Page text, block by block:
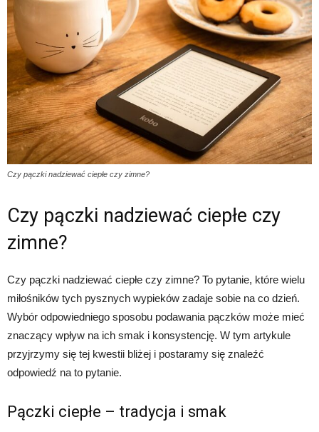
Czy pączki nadziewać ciepłe czy zimne?
Czy pączki nadziewać ciepłe czy
zimne?
Czy pączki nadziewać ciepłe czy zimne? To pytanie, które wielu
miłośników tych pysznych wypieków zadaje sobie na co dzień.
Wybór odpowiedniego sposobu podawania pączków może mieć
znaczący wpływ na ich smak i konsystencję. W tym artykule
przyjrzymy się tej kwestii bliżej i postaramy się znaleźć
odpowiedź na to pytanie.
Pączki ciepłe – tradycja i smak